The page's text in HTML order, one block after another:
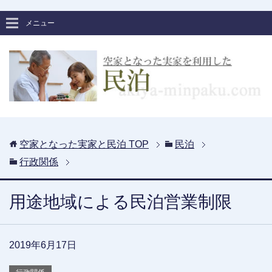
メニュー
空家となった実家と民泊 TOP
民泊
行政関係
用途地域による民泊営業制限
2019年6月17日